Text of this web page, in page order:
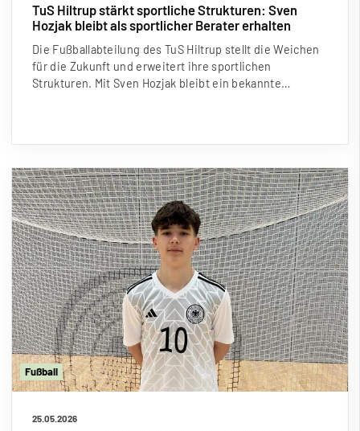
TuS Hiltrup stärkt sportliche Strukturen: Sven
Hozjak bleibt als sportlicher Berater erhalten
Die Fußballabteilung des TuS Hiltrup stellt die Weichen
für die Zukunft und erweitert ihre sportlichen
Strukturen. Mit Sven Hozjak bleibt ein bekannte…
Fußball
25.05.2026